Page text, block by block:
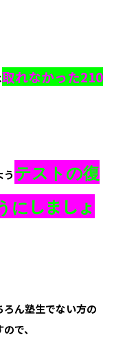
取れなかった210
テストの復
に しましょ
ん塾生でない方の
で、